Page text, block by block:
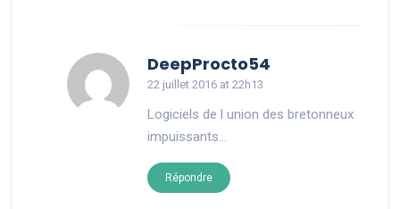
DeepProcto54
22 juillet 2016 at 22h13
Logiciels de l union des bretonneux
impuissants…
Répondre